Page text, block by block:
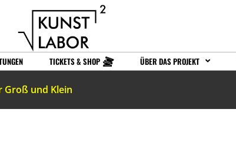
TICKETS & SHOP ÜBER DAS PROJEKT
Groß und Klein